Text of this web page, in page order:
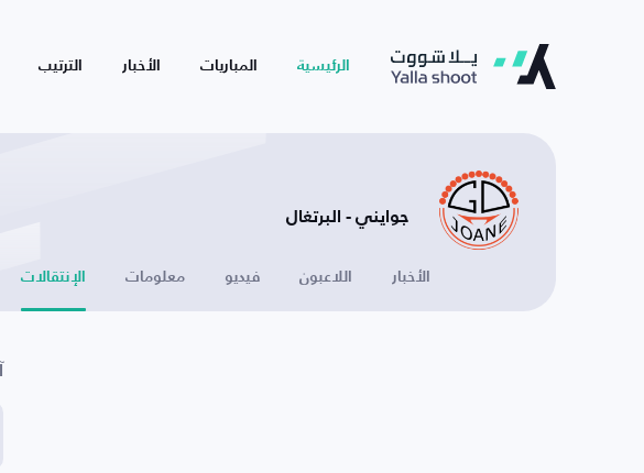
الرئيسية المباريات الأخبار الترتيب
جوايني - البرتغال
الأخبار اللاعبون فيديو معلومات الإنتقالات